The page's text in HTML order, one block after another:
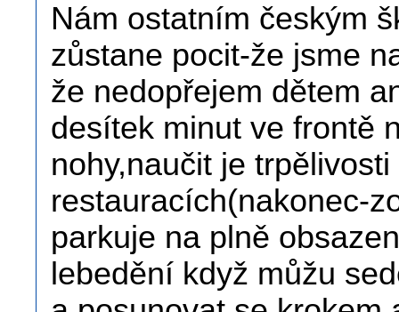
Nám ostatním českým
zůstane pocit-že jsme
že nedopřejem dětem
desítek minut ve frontě
nohy,naučit je
restauracích(nakonec-
parkuje na plně
lebedění když můžu